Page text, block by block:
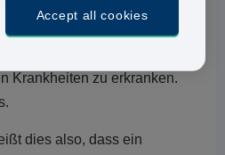
ist übergewichtig
Krankheiten zu erkranken.
dies also, dass ein
Accept all cookies